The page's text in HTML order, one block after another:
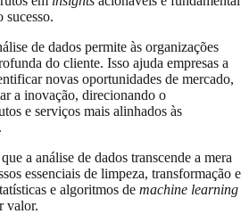
sucesso.
de dados permite às organizações
do cliente. Isso ajuda empresas a
novas oportunidades de mercado,
a inovação, direcionando o
e serviços mais alinhados às
a análise de dados transcende a mera
essenciais de limpeza, transformação e
e algoritmos de machine learning
valor.